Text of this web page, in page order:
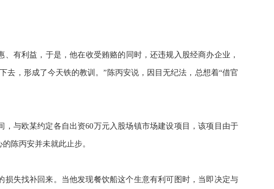
有利益，于是，他在收受贿赂的同时，还违规入股经商办企业，
去，形成了今天铁的教训。”陈丙安说，因目无纪法，总想着“借官
，与欧某约定各自出资60万元入股场镇市场建设项目，该项目由于
陈丙安并未就此止步。
损失找补回来。当他发现餐饮船这个生意有利可图时，当即决定与